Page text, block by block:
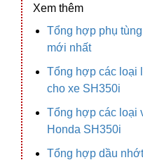
Xem thêm
Tổng hợp phụ
mới nhất
Tổng hợp các loại
cho xe SH350i
Tổng hợp các loại
Honda SH350i
Tổng hợp dầu